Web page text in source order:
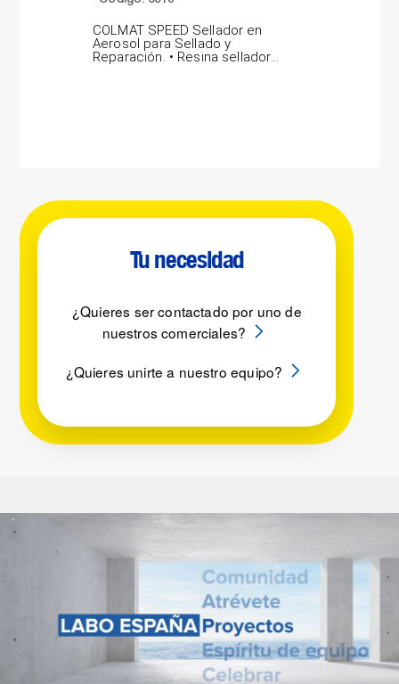
COLMAT SPEED Sellador en
Aerosol para Sellado y
Reparación. • Resina selladora
Tu necesidad
¿Quieres ser contactado por uno de
nuestros comerciales?
¿Quieres unirte a nuestro equipo?